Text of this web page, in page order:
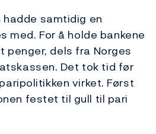
samtidig en
med. For å holde bankene
penger, dels fra Norges
Det tok tid før
virket. Først
festet til gull til pari